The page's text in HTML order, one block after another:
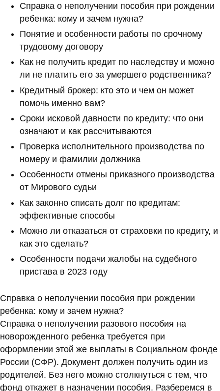
Справка о неполучении пособия при рождении
ребенка: кому и зачем нужна?
Понятие и особенности работы по срочному
трудовому договору
Как не получить кредит по наследству и можно
ли не платить его за умершего родственника?
Кредитный брокер: кто это и чем он может
помочь именно вам?
Сроки исковой давности по кредиту: что они
означают и как рассчитываются
Проверка исполнительного производства по
номеру и фамилии должника
Особенности отмены приказного производства
от Мирового судьи
Как законно списать долг по кредитам:
эффективные способы
Можно ли отказаться от страховки по кредиту, и
как это сделать?
Особенности подачи жалобы на судебного
пристава в 2023 году
Справка о неполучении пособия при рождении
ребенка: кому и зачем нужна?
Справка о неполучении разового пособия на
новорожденного ребенка требуется при
оформлении этой же выплаты в Социальном фонде
России (СФР). Документ должен получить один из
родителей. Без него можно столкнуться с тем, что
фонд откажет в назначении пособия. Разберемся в